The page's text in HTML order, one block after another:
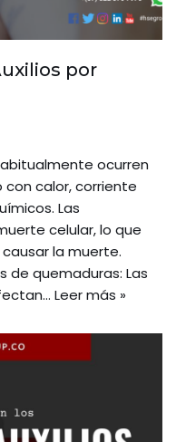
por
ocurren
calor, corriente
Las
celular, lo que
la muerte.
de quemaduras: Las
Leer más »